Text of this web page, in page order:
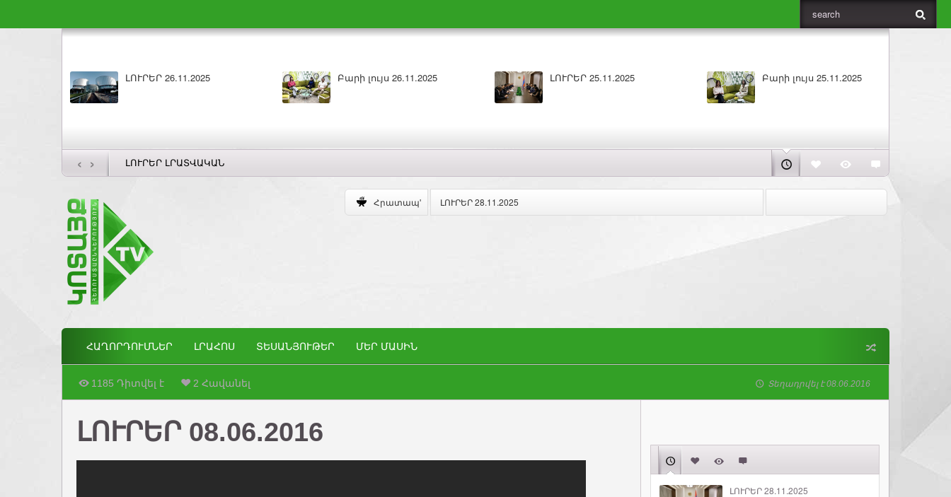
ԼՈՒՐԵՐ 26.11.2025 Բարի լույս 26.11.2025 ԼՈՒՐԵՐ 25.11.2025 Բարի լույս 25.11.2025
‹ › ԼՈՒՐԵՐ ԼՐԱՏՎԱԿԱՆ
Հրատապ' ԼՈՒՐԵՐ 28.11.2025
ՀԱՂՈՐԴՈՒՄՆԵՐ ԼՐԱՀՈՍ ՏԵՍԱՆՅՈՒԹԵՐ ՄԵՐ ՄԱՍԻՆ
1185 Դիտվել է 2 Հավանել Տեղադրվել է 08.06.2016
ԼՈՒՐԵՐ 08.06.2016
ԼՈՒՐԵՐ 28.11.2025